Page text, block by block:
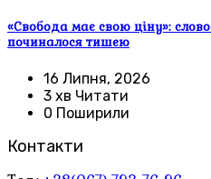
«Свобода має свою ціну»:
починалося тишею
16 Липня, 2026
3 хв Читати
0 Поширили
Контакти